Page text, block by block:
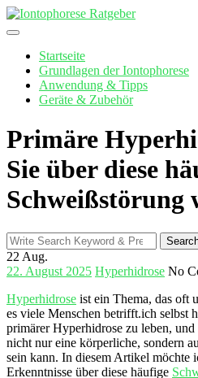
Skip
to
Startseite
Grundlagen der Iontophorese
Anwendung & Tipps
Geräte & Zubehör
Primäre
Sie über diese
Schweißstörung
Search
for:
22 Aug.
22. August 2025 Hyperhidrose No
Hyperhidrose ist ein Thema, das oft
es viele ‍Menschen betrifft.ich selbst
primärer Hyperhidrose zu leben, und‌
nicht nur eine körperliche,‌ sondern
sein kann. In ⁤diesem Artikel möchte
Erkenntnisse über diese⁣ häufige⁤